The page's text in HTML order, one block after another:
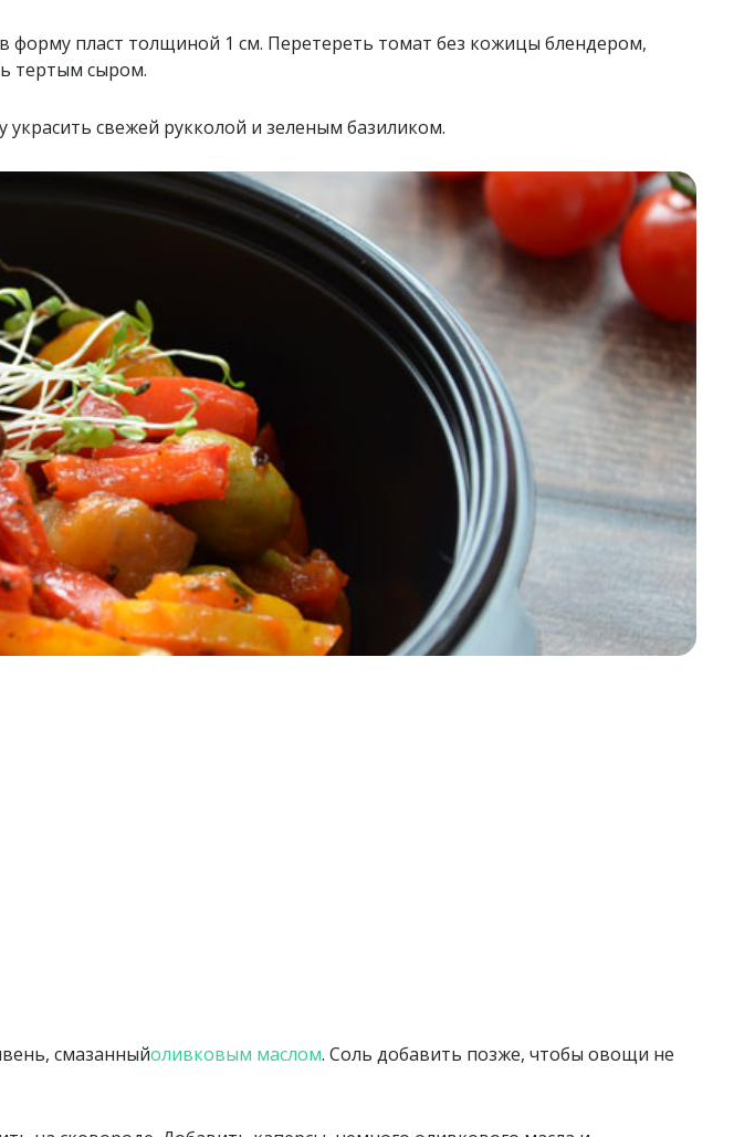
пласт толщиной 1 см. Перетереть томат без кожицы блендером,
тертым сыром.
свежей рукколой и зеленым базиликом.
смазанныйоливковым маслом. Соль добавить позже, чтобы овощи не